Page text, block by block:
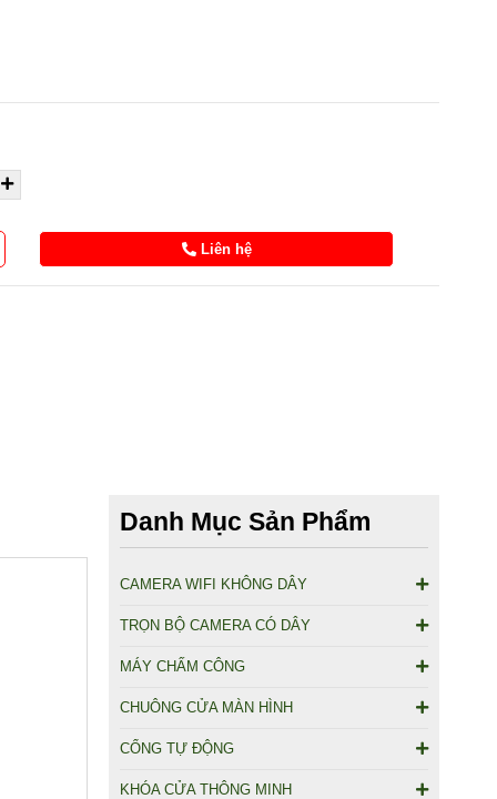
Liên hệ
Danh Mục Sản Phẩm
CAMERA WIFI KHÔNG DÂY
TRỌN BỘ CAMERA CÓ DÂY
MÁY CHẤM CÔNG
CHUÔNG CỬA MÀN HÌNH
CỔNG TỰ ĐỘNG
KHÓA CỬA THÔNG MINH